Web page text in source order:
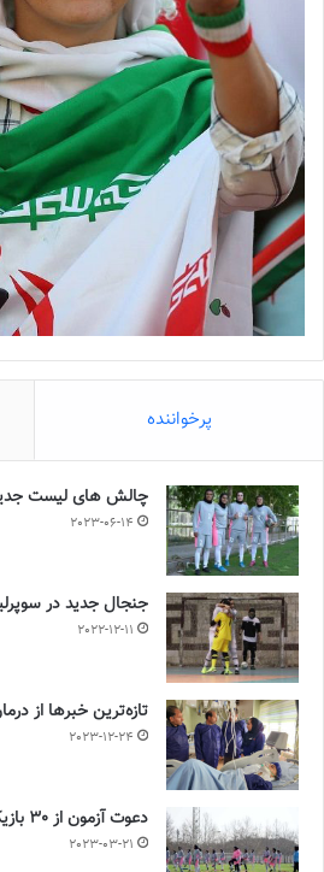
پرخواننده
چالش هاى ليست
2023-06-14
جنجال جدید در
2022-12-11
تازه‌ترین خبرها از درمان ۲ ملی‌پوش فوتبال
2023-12-24
دعوت آزمون از 30 بازیکن به اردوی تیم ملی
2023-03-21